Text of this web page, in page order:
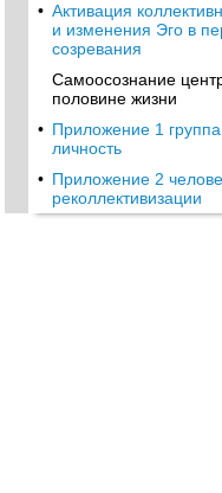
• Активация
и изменения Эго в
созревания
Самоосознание
половине жизни
• Приложение 1
личность
• Приложение 2
реколлективизации